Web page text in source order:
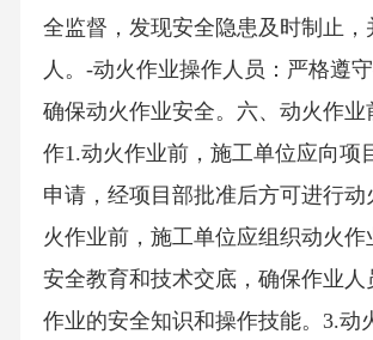
全监督，发现安全隐患及时制止，
人。-动火作业操作人员：严格遵守
确保动火作业安全。六、动火作业
作1.动火作业前，施工单位应向项
申请，经项目部批准后方可进行动
火作业前，施工单位应组织动火作
安全教育和技术交底，确保作业人
作业的安全知识和操作技能。3.动